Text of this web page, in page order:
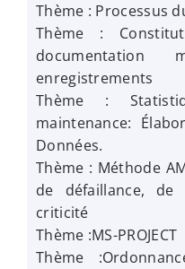
Thème : Processus
Thème :
documentation
enregistrements
Thème :
maintenance:
Données.
Thème : Méthode
de défaillance,
criticité
Thème :MS-PROJECT
Thème